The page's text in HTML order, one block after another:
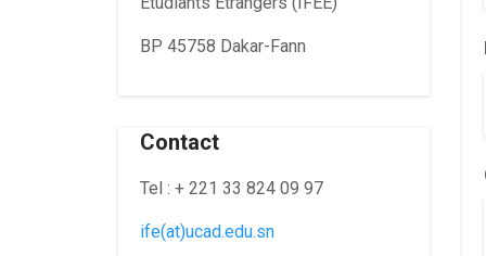
BP 45758 Dakar-Fann
Contact
Tel : + 221 33 824 09 97
ife(at)ucad.edu.sn